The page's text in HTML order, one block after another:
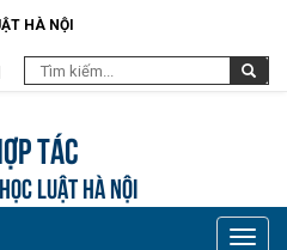
HÀ NỘI
tác
LUẬT HÀ NỘI
Toggle